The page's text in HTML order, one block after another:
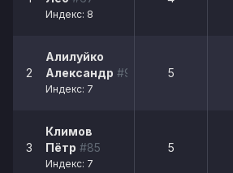
Индекс: 8
2
Алилуйко
Александр #95
Индекс: 7
5
3
Климов
Пётр #85
Индекс: 7
5